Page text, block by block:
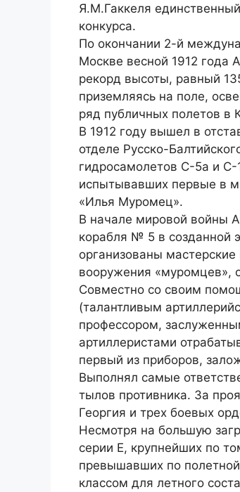
Я.М.Гаккеля
конкурса.
По окончании 2-й
Москве весной 1912 года
рекорд высоты, равный
приземляясь на поле,
ряд публичных полетов в
В 1912 году вышел в
отделе Русско-
гидросамолетов С-5а и
испытывавших первые в
«Илья Муромец».
В начале мировой войны
корабля № 5 в созданной
организованы
вооружения «муромцев»,
Совместно со своим
(талантливым
профессором,
артиллеристами
первый из приборов,
Выполнял самые
тылов противника. За
Георгия и трех боевых
Несмотря на большую
серии Е, крупнейших по
превышавших по
классом для летного